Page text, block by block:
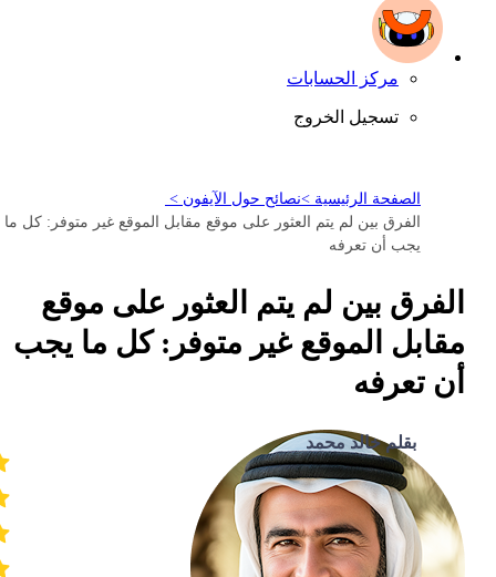
مركز الحسابات
تسجيل الخروج
الصفحة الرئيسية >نصائح حول الآيفون >
الفرق بين لم يتم العثور على موقع مقابل الموقع غير متوفر: كل ما
يجب أن تعرفه
الفرق بين لم يتم العثور على موقع
مقابل الموقع غير متوفر: كل ما يجب
أن تعرفه
بقلم خالد محمد